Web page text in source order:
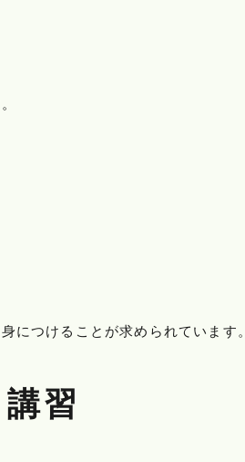
につけることが求められています。
習